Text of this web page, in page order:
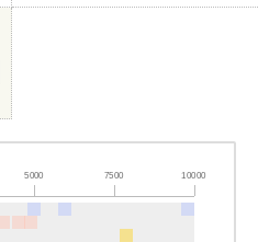
5000 7500 10000